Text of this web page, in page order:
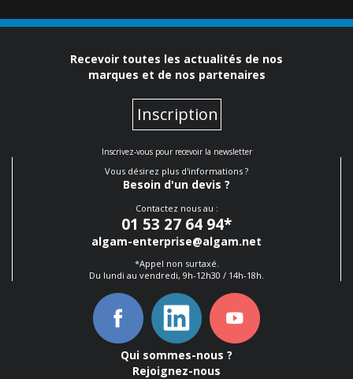
Recevoir toutes les actualités de nos
marques et de nos partenaires
Inscription
Inscrivez-vous pour recevoir la newsletter
Vous désirez plus d'informations ?
Besoin d'un devis ?
Contactez nous au :
01 53 27 64 94*
algam-enterprise@algam.net
*Appel non surtaxé.
Du lundi au vendredi, 9h-12h30 / 14h-18h.
Qui sommes-nous ?
Rejoignez-nous